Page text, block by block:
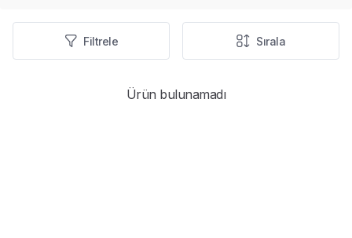
Filtrele Sırala
Ürün bulunamadı